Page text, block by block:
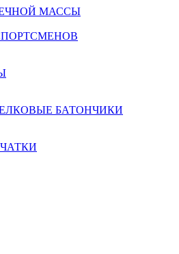
МАССЫ
БАТОНЧИКИ